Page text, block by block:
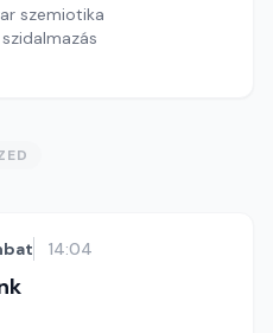
szemiotika
14:04